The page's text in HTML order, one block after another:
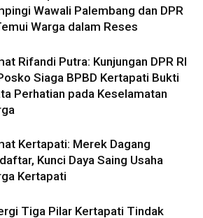
Wawali Palembang dan DPR
Warga dalam Reses
Rifandi Putra: Kunjungan DPR RI
Siaga BPBD Kertapati Bukti
Perhatian pada Keselamatan
Kertapati: Merek Dagang
Kunci Daya Saing Usaha
Kertapati
Tiga Pilar Kertapati Tindak